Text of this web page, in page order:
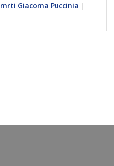
Giacoma Puccinia |